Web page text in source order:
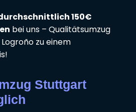
150€
bei uns – Qualitätsumzug
zu einem
Stuttgart